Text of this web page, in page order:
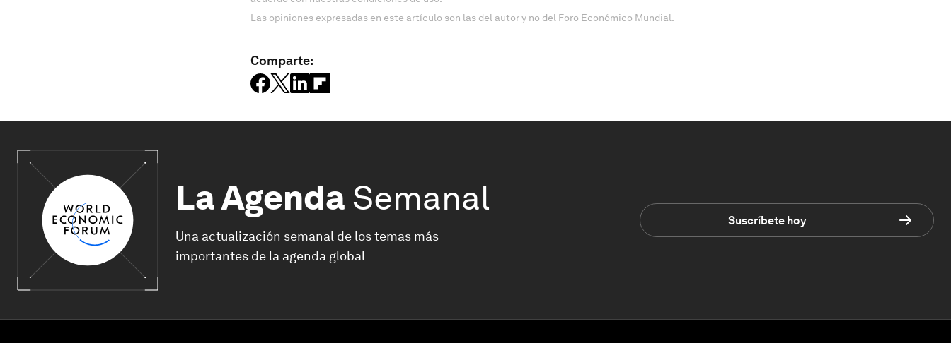
Las opiniones expresadas en este artículo son las del autor y no del Foro Económico Mundial.
Comparte:
La Agenda Semanal
Una actualización semanal de los temas más
importantes de la agenda global
Suscríbete hoy